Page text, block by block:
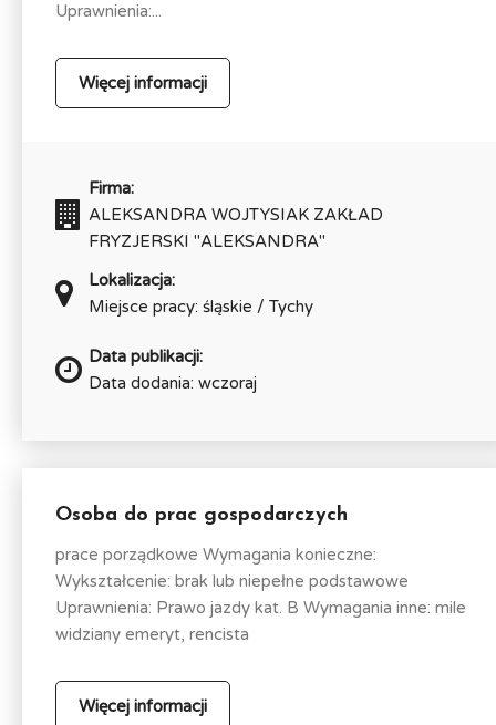
Uprawnienia:...
Więcej informacji
Firma:
ALEKSANDRA WOJTYSIAK ZAKŁAD
FRYZJERSKI "ALEKSANDRA"
Lokalizacja:
Miejsce pracy: śląskie / Tychy
Data publikacji:
Data dodania: wczoraj
Osoba do prac gospodarczych
prace porządkowe Wymagania konieczne:
Wykształcenie: brak lub niepełne podstawowe
Uprawnienia: Prawo jazdy kat. B Wymagania inne: mile
widziany emeryt, rencista
Więcej informacji